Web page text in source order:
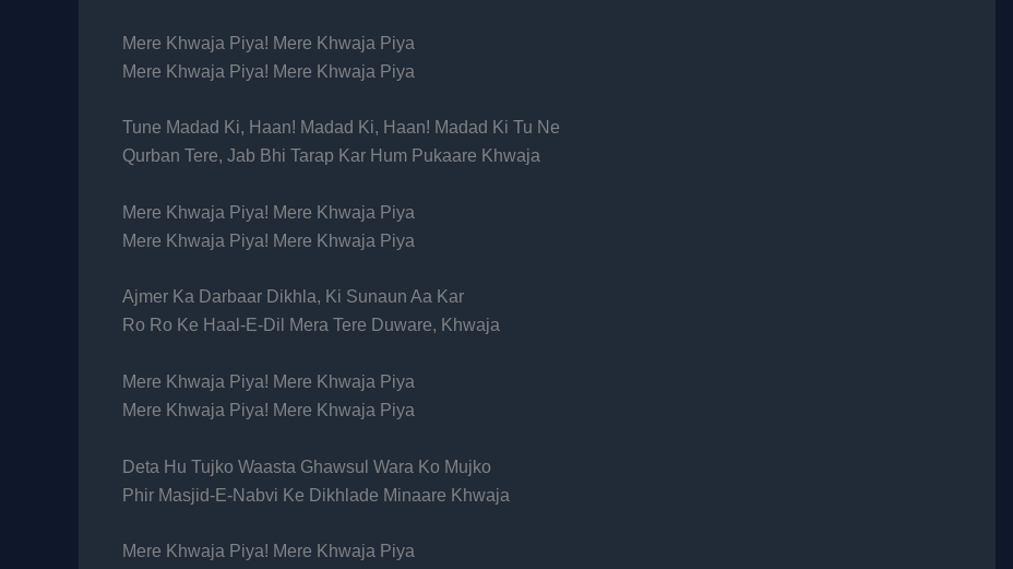
Mere Khwaja Piya! Mere Khwaja Piya
Mere Khwaja Piya! Mere Khwaja Piya
Tune Madad Ki, Haan! Madad Ki, Haan! Madad Ki Tu Ne
Qurban Tere, Jab Bhi Tarap Kar Hum Pukaare Khwaja
Mere Khwaja Piya! Mere Khwaja Piya
Mere Khwaja Piya! Mere Khwaja Piya
Ajmer Ka Darbaar Dikhla, Ki Sunaun Aa Kar
Ro Ro Ke Haal-E-Dil Mera Tere Duware, Khwaja
Mere Khwaja Piya! Mere Khwaja Piya
Mere Khwaja Piya! Mere Khwaja Piya
Deta Hu Tujko Waasta Ghawsul Wara Ko Mujko
Phir Masjid-E-Nabvi Ke Dikhlade Minaare Khwaja
Mere Khwaja Piya! Mere Khwaja Piya